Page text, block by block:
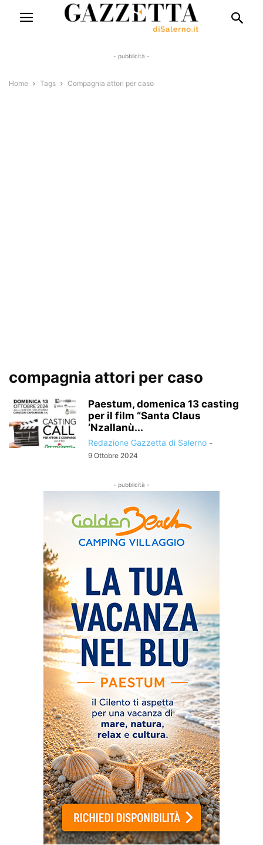
- pubblicità -
Home Tags Compagnia attori per caso
compagnia attori per caso
Paestum, domenica 13 casting
per il film “Santa Claus
‘Nzallanù...
Redazione Gazzetta di Salerno -
9 Ottobre 2024
- pubblicità -